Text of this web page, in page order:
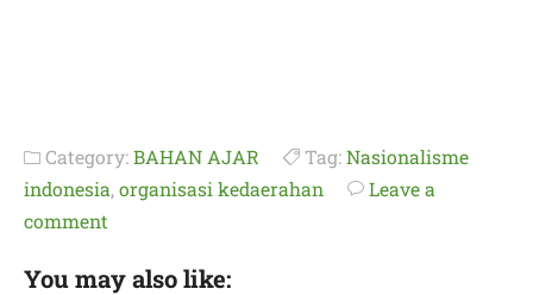
Category:BAHAN AJAR Tag:Nasionalisme
indonesia,organisasi kedaerahan
Leave a
comment
You may also like: